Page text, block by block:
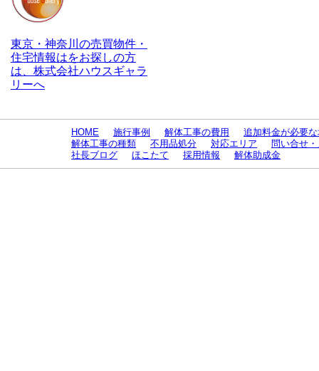
東京・神奈川の売買物件・
住宅情報はをお探しの方
は、株式会社ハウスギャラ
リーへ
HOME 施行事例 解体工事の費用
追加料金が必要
解体工事の種類
不用品処分 対応エリア
問い合せ
社長ブログ
ほこたて 採用情報 解体助成金